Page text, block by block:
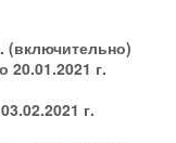
(включительно)
20.01.2021 г.
г.